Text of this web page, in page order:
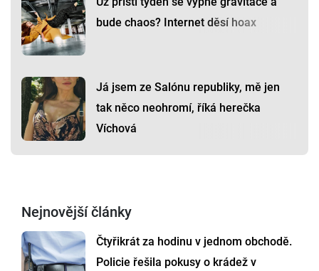
bude chaos? Internet děsí hoax
Já jsem ze Salónu republiky, mě jen
tak něco neohromí, říká herečka
Víchová
Nejnovější články
Čtyřikrát za hodinu v jednom obchodě.
Policie řešila pokusy o krádež v